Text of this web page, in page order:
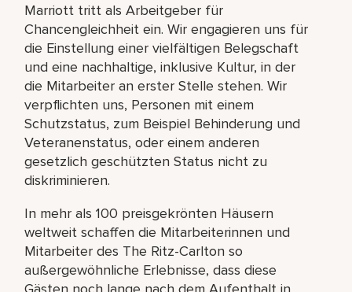
Marriott tritt als Arbeitgeber für
Chancengleichheit ein. Wir engagieren uns für
die Einstellung einer vielfältigen Belegschaft
und eine nachhaltige, inklusive Kultur, in der
die Mitarbeiter an erster Stelle stehen. Wir
verpflichten uns, Personen mit einem
Schutzstatus, zum Beispiel Behinderung und
Veteranenstatus, oder einem anderen
gesetzlich geschützten Status nicht zu
diskriminieren.
In mehr als 100 preisgekrönten Häusern
weltweit schaffen die Mitarbeiterinnen und
Mitarbeiter des The Ritz-Carlton so
außergewöhnliche Erlebnisse, dass diese
Gästen noch lange nach dem Aufenthalt in